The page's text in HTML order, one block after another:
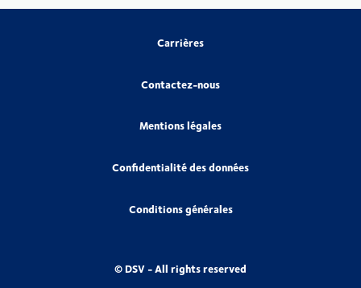
Carrières
Contactez-nous
Mentions légales
Confidentialité des données
Conditions générales
© DSV - All rights reserved